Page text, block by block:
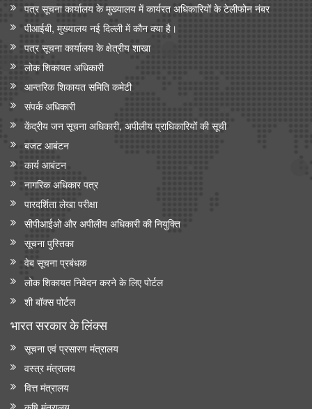
पत्र सूचना कार्यालय के मुख्यालय में कार्यरत अधिकारियों के टेलीफोन नंबर
पीआईबी, मुख्यालय नई दिल्ली में कौन क्या है।
पत्र सूचना कार्यालय के क्षेत्रीय शाखा
लोक शिकायत अधिकारी
आन्‍तरिक शिकायत समिति कमेटी
संपर्क अधिकारी
केंद्रीय जन सूचना अधिकारी, अपीलीय प्राधिकारियों की सूची
बजट आबंटन
कार्य आबंटन
नागरिक अधिकार पत्र
पारदर्शिता लेखा परीक्षा
सीपीआईओ और अपी‍लीय अधिकारी की नियुक्ति
सूचना पुस्तिका
वेब सूचना प्रबंधक
लोक शिकायत निवेदन करने के लिए पोर्टल
शी बॉक्स पोर्टल
भारत सरकार के लिंक्‍स
सूचना एवं प्रसारण मंत्रालय
वस्त्र मंत्रालय
वित्त मंत्रालय